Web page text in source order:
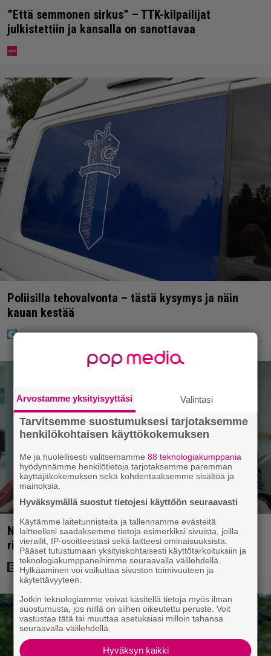
”Että semmonen sirkus” – TTK-kilpailijat
julkistettiin ja kansalla on sanottavaa
Poliisilla tehovalvonta – tästä kysymys ja näin
kauan kestää
Nyt Netflixissä: Yksi viime vuosien parhaista
rikossarjoista – IMDB-arvio 8,8
Arvostamme yksityisyyttäsi Valintasi
Tarvitsemme suostumuksesi tarjotaksemme
henkilökohtaisen käyttökokemuksen
Me ja huolellisesti valitsemamme88 teknologiakumppania
hyödynnämme henkilötietoja tarjotaksemme paremman
käyttäjäkokemuksen sekä kohdentaaksemme sisältöä ja
mainoksia.
Hyväksymällä suostut tietojesi käyttöön seuraavasti
Käytämme laitetunnisteita ja tallennamme evästeitä
laitteellesi saadaksemme tietoja esimerkiksi sivuista, joilla
vierailit, IP-osoitteestasi sekä laitteesi ominaisuuksista.
Pääset tutustumaan yksityiskohtaisesti käyttötarkoituksiin ja
teknologiakumppaneihimme seuraavalla välilehdellä.
Hylkääminen voi vaikuttaa sivuston toimivuuteen ja
käytettävyyteen.
Jotkin teknologiamme voivat käsitellä tietoja myös ilman
suostumusta, jos niillä on siihen oikeutettu peruste. Voit
vastustaa tätä tai muuttaa asetuksiasi milloin tahansa
seuraavalla välilehdellä.
Hyväksyn kaikki